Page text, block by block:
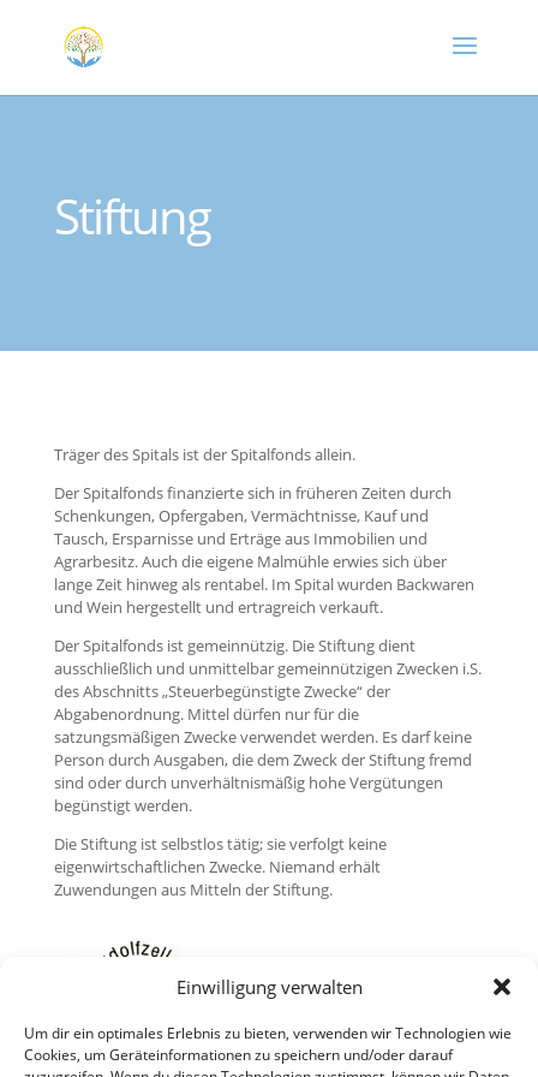
Einwilligung verwalten
Um dir ein optimales Erlebnis zu bieten, verwenden wir Technologien wie
Cookies, um Geräteinformationen zu speichern und/oder darauf
Stiftung
Träger des Spitals ist der Spitalfonds allein.
Der Spitalfonds finanzierte sich in früheren Zeiten durch
Schenkungen, Opfergaben, Vermächtnisse, Kauf und
Tausch, Ersparnisse und Erträge aus Immobilien und
Agrarbesitz. Auch die eigene Malmühle erwies sich über
lange Zeit hinweg als rentabel. Im Spital wurden Backwaren
und Wein hergestellt und ertragreich verkauft.
Der Spitalfonds ist gemeinnützig. Die Stiftung dient
ausschließlich und unmittelbar gemeinnützigen Zwecken i.S.
des Abschnitts „Steuerbegünstigte Zwecke“ der
Abgabenordnung. Mittel dürfen nur für die
satzungsmäßigen Zwecke verwendet werden. Es darf keine
Person durch Ausgaben, die dem Zweck der Stiftung fremd
sind oder durch unverhältnismäßig hohe Vergütungen
begünstigt werden.
Die Stiftung ist selbstlos tätig; sie verfolgt keine
eigenwirtschaftlichen Zwecke. Niemand erhält
Zuwendungen aus Mitteln der Stiftung.